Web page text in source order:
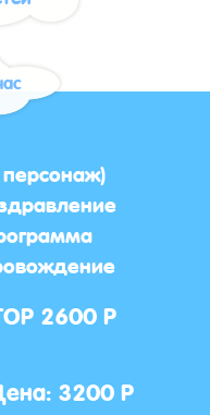
2600 Р
3200 Р